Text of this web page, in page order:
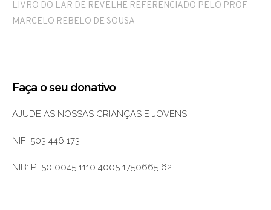
LIVRO DO LAR DE REVELHE REFERENCIADO PELO PROF.
MARCELO REBELO DE SOUSA
Faça o seu donativo
AJUDE AS NOSSAS CRIANÇAS E JOVENS.
NIF: 503 446 173
NIB: PT50 0045 1110 4005 1750665 62